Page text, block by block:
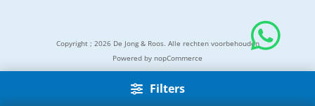
Filters
Copyright ; 2026 De Jong & Roos. Alle rechten voorbehouden
Powered by nopCommerce